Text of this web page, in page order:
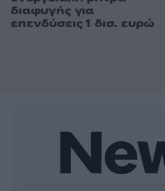
διαφυγής για
επενδύσεις 1 δισ. ευρώ